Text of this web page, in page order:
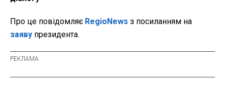
Про це повідомляє RegioNews з посиланням на
заяву президента.